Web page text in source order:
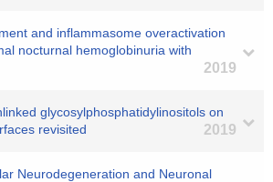
and inflammasome overactivation
nocturnal hemoglobinuria with
2019
glycosylphosphatidylinositols on
revisited
2019
Neurodegeneration and Neuronal